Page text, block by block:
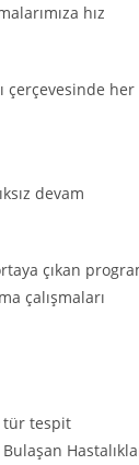
hız
çerçevesinde her
devam
çıkan
çalışmaları
tür tespit